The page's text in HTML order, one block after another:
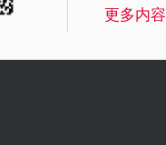
更多内容